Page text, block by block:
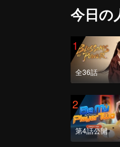
今日の
1
全36話
2
第4話公開